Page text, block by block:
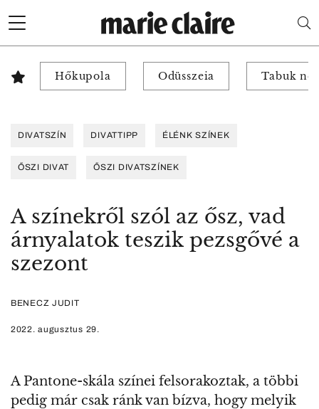
Hőkupola Odüsszeia Tabuk
DIVATSZÍN DIVATTIPP ÉLÉNK SZÍNEK
ŐSZI DIVAT ŐSZI DIVATSZÍNEK
A színekről szól az ősz, vad
árnyalatok teszik pezsgővé a
szezont
BENECZ JUDIT
2022. augusztus 29.
A Pantone-skála színei felsorakoztak, a többi
pedig már csak ránk van bízva, hogy melyik